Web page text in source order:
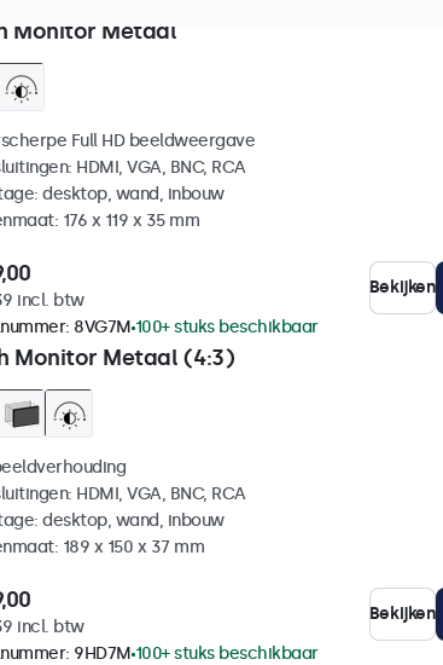
Monitor Metaal
Full HD beeldweergave
HDMI, VGA, BNC, RCA
desktop, wand, inbouw
176 x 119 x 35 mm
incl. btw
Bekijken
Monitor Metaal (4:3)
8VG7M 100+ stuks beschikbaar
HDMI, VGA, BNC, RCA
desktop, wand, inbouw
189 x 150 x 37 mm
incl. btw
Bekijken
9HD7M 100+ stuks beschikbaar